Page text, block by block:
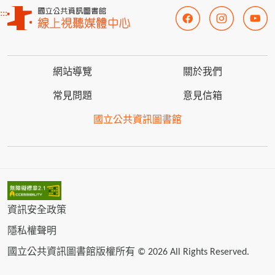
:::
網站導覽 關於我們
常見問題 意見信箱
國立公共資訊圖書館
資訊安全政策
隱私權聲明
國立公共資訊圖書館版權所有 © 2026 All Rights Reserved.